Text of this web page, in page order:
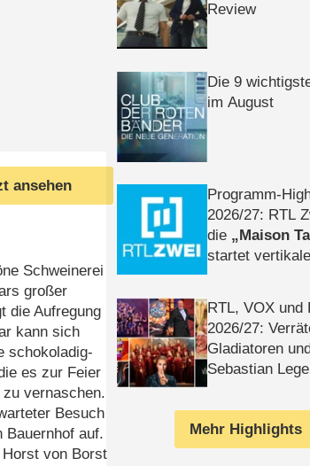
ansehen
Schweinerei
großer
die Aufregung
kann sich
schokoladig-
es zur Feier
vernaschen.
Besuch
Bauernhof auf.
von Borst
Review
Die 9
im August
Programm-
2026/​27: RTL
die
Maison
startet
RTL, VOX und
2026/​27:
Gladiatoren
Sebastian Lege
Mehr Highlights